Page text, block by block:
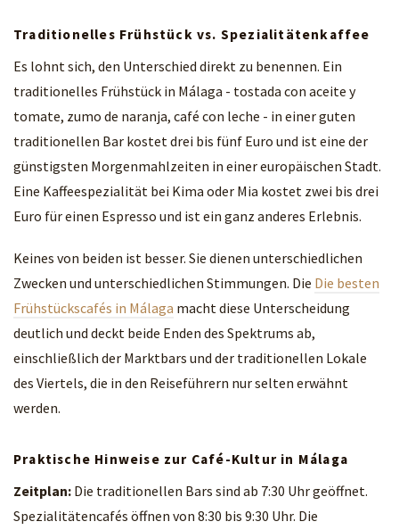
Traditionelles Frühstück vs. Spezialitätenkaffee
Es lohnt sich, den Unterschied direkt zu benennen. Ein
traditionelles Frühstück in Málaga - tostada con aceite y
tomate, zumo de naranja, café con leche - in einer guten
traditionellen Bar kostet drei bis fünf Euro und ist eine der
günstigsten Morgenmahlzeiten in einer europäischen Stadt.
Eine Kaffeespezialität bei Kima oder Mia kostet zwei bis drei
Euro für einen Espresso und ist ein ganz anderes Erlebnis.
Keines von beiden ist besser. Sie dienen unterschiedlichen
Zwecken und unterschiedlichen Stimmungen. Die Die besten
Frühstückscafés in Málaga macht diese Unterscheidung
deutlich und deckt beide Enden des Spektrums ab,
einschließlich der Marktbars und der traditionellen Lokale
des Viertels, die in den Reiseführern nur selten erwähnt
werden.
Praktische Hinweise zur Café-Kultur in Málaga
Zeitplan: Die traditionellen Bars sind ab 7:30 Uhr geöffnet.
Spezialitätencafés öffnen von 8:30 bis 9:30 Uhr. Die